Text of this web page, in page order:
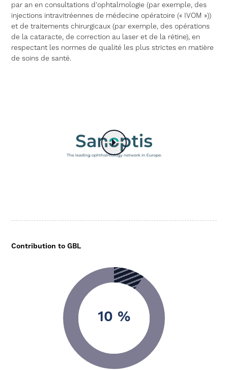
par an en consultations d’ophtalmologie (par exemple, des
injections intravitréennes de médecine opératoire (« IVOM »))
et de traitements chirurgicaux (par exemple, des opérations
de la cataracte, de correction au laser et de la rétine), en
respectant les normes de qualité les plus strictes en matière
de soins de santé.
Contribution to GBL
10 %